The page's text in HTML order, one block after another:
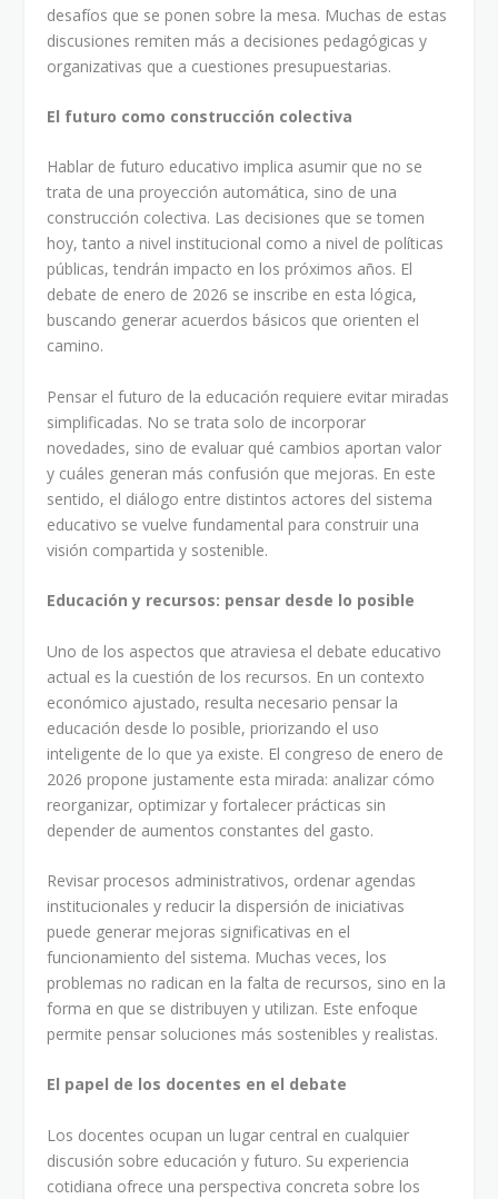
desafíos que se ponen sobre la mesa. Muchas de estas
discusiones remiten más a decisiones pedagógicas y
organizativas que a cuestiones presupuestarias.
El futuro como construcción colectiva
Hablar de futuro educativo implica asumir que no se
trata de una proyección automática, sino de una
construcción colectiva. Las decisiones que se tomen
hoy, tanto a nivel institucional como a nivel de políticas
públicas, tendrán impacto en los próximos años. El
debate de enero de 2026 se inscribe en esta lógica,
buscando generar acuerdos básicos que orienten el
camino.
Pensar el futuro de la educación requiere evitar miradas
simplificadas. No se trata solo de incorporar
novedades, sino de evaluar qué cambios aportan valor
y cuáles generan más confusión que mejoras. En este
sentido, el diálogo entre distintos actores del sistema
educativo se vuelve fundamental para construir una
visión compartida y sostenible.
Educación y recursos: pensar desde lo posible
Uno de los aspectos que atraviesa el debate educativo
actual es la cuestión de los recursos. En un contexto
económico ajustado, resulta necesario pensar la
educación desde lo posible, priorizando el uso
inteligente de lo que ya existe. El congreso de enero de
2026 propone justamente esta mirada: analizar cómo
reorganizar, optimizar y fortalecer prácticas sin
depender de aumentos constantes del gasto.
Revisar procesos administrativos, ordenar agendas
institucionales y reducir la dispersión de iniciativas
puede generar mejoras significativas en el
funcionamiento del sistema. Muchas veces, los
problemas no radican en la falta de recursos, sino en la
forma en que se distribuyen y utilizan. Este enfoque
permite pensar soluciones más sostenibles y realistas.
El papel de los docentes en el debate
Los docentes ocupan un lugar central en cualquier
discusión sobre educación y futuro. Su experiencia
cotidiana ofrece una perspectiva concreta sobre los